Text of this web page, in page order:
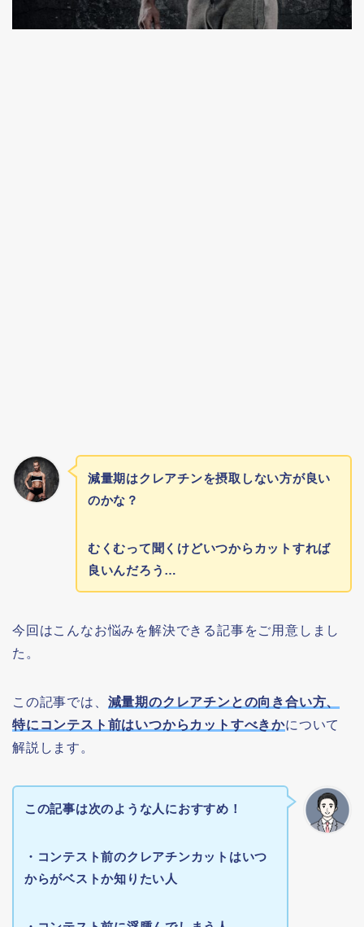
減量期はクレアチンを摂取しない方が良い
のかな？
むくむって聞くけどいつからカットすれば
良いんだろう…
今回はこんなお悩みを解決できる記事をご用意しまし
た。
この記事では、 減量期のクレアチンとの向き合い方、
特にコンテスト前はいつからカットすべきかについて
解説します。
この記事は次のような人におすすめ！
・コンテスト前のクレアチンカットはいつ
からがベストか知りたい人